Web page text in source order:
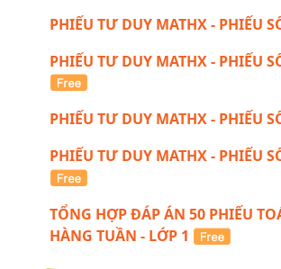
PHIẾU TƯ DUY MATHX - PHIẾU
PHIẾU TƯ DUY MATHX - PHIẾU
PHIẾU TƯ DUY MATHX - PHIẾU
PHIẾU TƯ DUY MATHX - PHIẾU
TỔNG HỢP ĐÁP ÁN 50 PHIẾU
HÀNG TUẦN - LỚP 1